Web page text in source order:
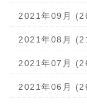
2021年09月
2021年08月
2021年07月
2021年06月